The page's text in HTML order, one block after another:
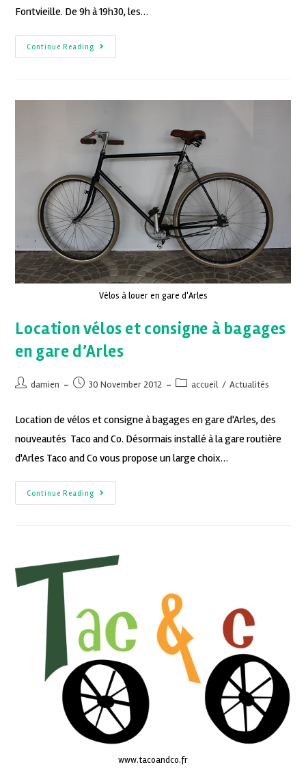
Fontvieille. De 9h à 19h30, les…
Continue Reading
Vélos à louer en gare d'Arles
Location vélos et consigne à bagages
en gare d’Arles
damien 30 November 2012 accueil / Actualités
Location de vélos et consigne à bagages en gare d'Arles, des
nouveautés Taco and Co. Désormais installé à la gare routière
d'Arles Taco and Co vous propose un large choix…
Continue Reading
www.tacoandco.fr